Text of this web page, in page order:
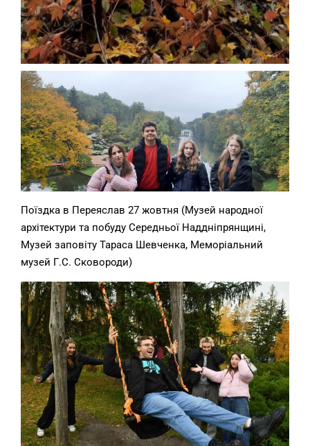
Поїздка в Переяслав 27 жовтня (Музей народної
архітектури та побуду Середньої Наддніпрянщині,
Музей заповіту Тараса Шевченка, Меморіальний
музей Г.С. Сковороди)